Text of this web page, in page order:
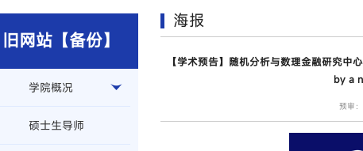
旧网站【备份】
学院概况
硕士生导师
海报
【学术预告】随机分析与数理金融研究
by a
预审